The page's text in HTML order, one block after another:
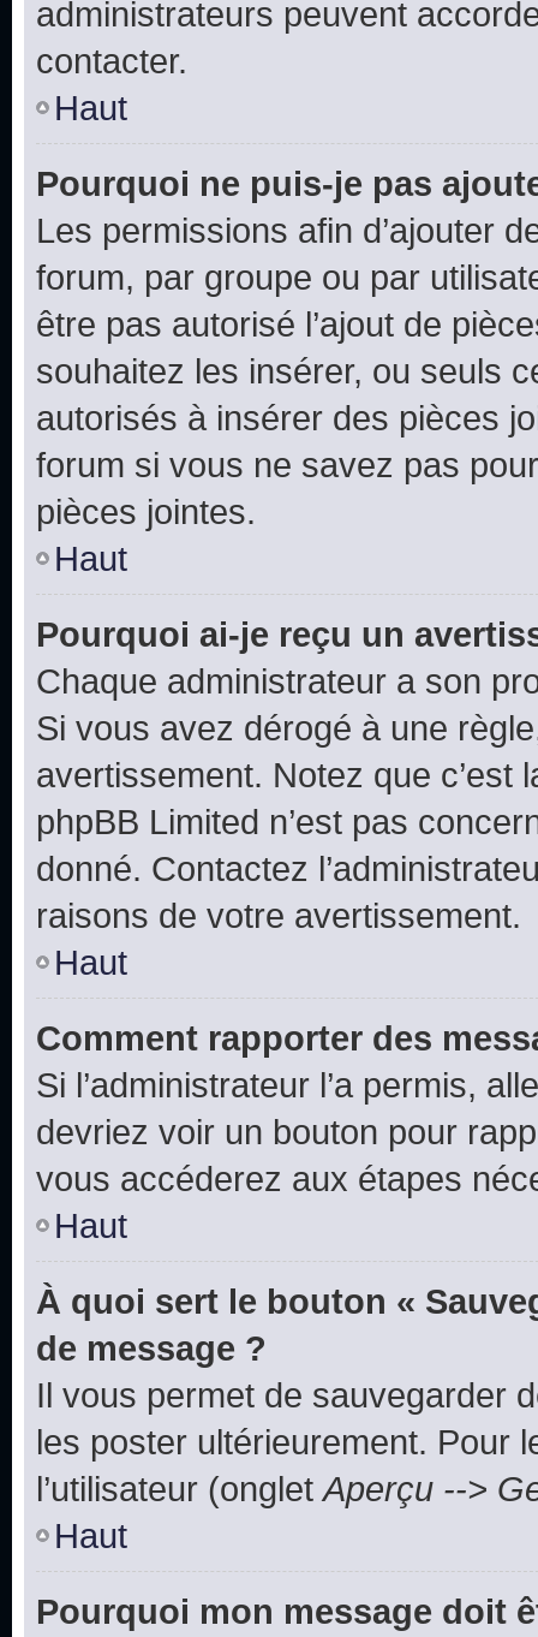
administrateurs peuvent
contacter.
Haut
Pourquoi ne puis-je pas
Les permissions afin d’ajouter
forum, par groupe ou par
être pas autorisé l’ajout de
souhaitez les insérer, ou seuls
autorisés à insérer des pièces
forum si vous ne savez pas
pièces jointes.
Haut
Pourquoi ai-je reçu un
Chaque administrateur a son
Si vous avez dérogé à une
avertissement. Notez que c’est
phpBB Limited n’est pas
donné. Contactez
raisons de votre avertissement.
Haut
Comment rapporter des
Si l’administrateur l’a permis,
devriez voir un bouton pour
vous accéderez aux étapes
Haut
À quoi sert le bouton «
de message ?
Il vous permet de sauvegarder
les poster ultérieurement. Pour
l’utilisateur (ongletAperçu -->
Haut
Pourquoi mon message doit